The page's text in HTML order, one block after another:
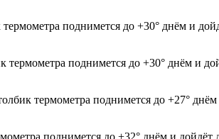
поднимется до +30° днём и
термометра поднимется до +30° днём и
термометра поднимется до +27°